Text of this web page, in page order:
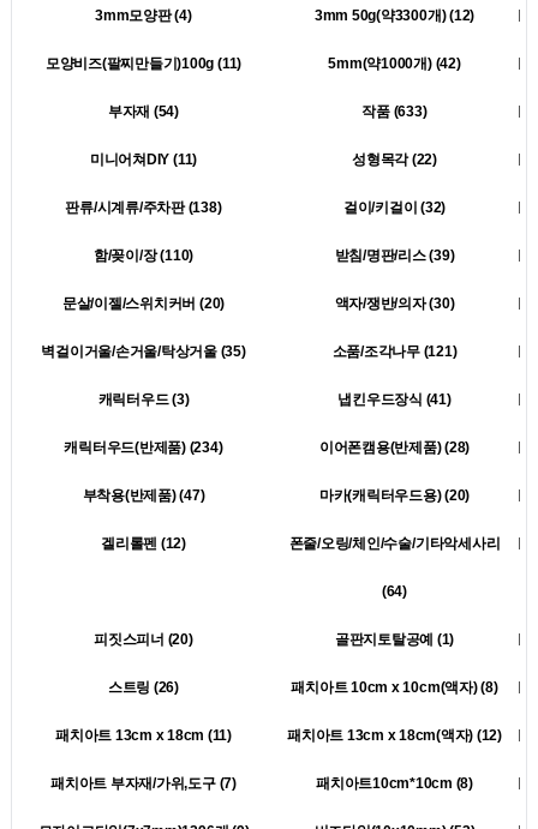
3mm모양판 (4) 3mm 50g(약3300개) (12)
모양비즈(팔찌만들기)100g (11) 5mm(약1000개) (42)
부자재 (54) 작품 (633)
미니어쳐DIY (11) 성형목각 (22)
판류/시계류/주차판 (138) 걸이/키걸이 (32)
함/꽂이/장 (110) 받침/명판/리스 (39)
문살/이젤/스위치커버 (20) 액자/쟁반/의자 (30)
벽걸이거울/손거울/탁상거울 (35) 소품/조각나무 (121)
캐릭터우드 (3) 냅킨우드장식 (41)
캐릭터우드(반제품) (234) 이어폰캠용(반제품) (28)
부착용(반제품) (47) 마카(캐릭터우드용) (20)
겔리롤펜 (12) 폰줄/오링/체인/수술/기타악세사리
(64)
피짓스피너 (20) 골판지토탈공예 (1)
스트링 (26) 패치아트 10cm x 10cm(액자) (8)
패치아트 13cm x 18cm (11) 패치아트 13cm x 18cm(액자) (12)
패치아트 부자재/가위,도구 (7) 패치아트10cm*10cm (8)